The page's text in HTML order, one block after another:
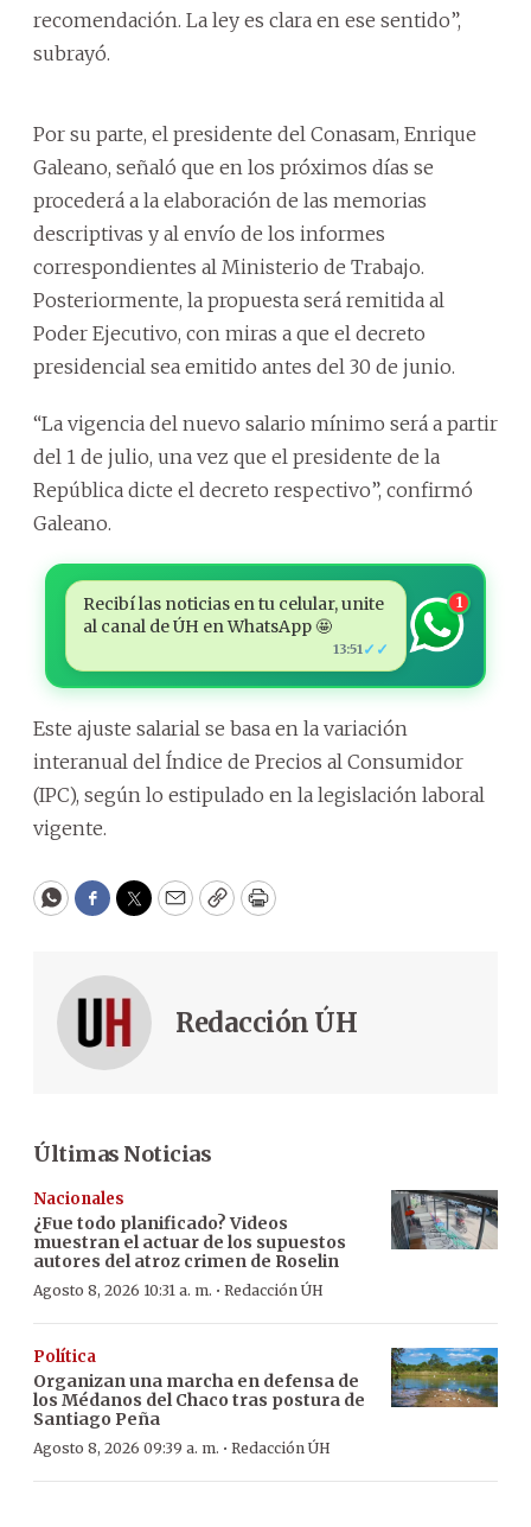
recomendación. La ley es clara en ese sentido”,
subrayó.
Por su parte, el presidente del Conasam, Enrique
Galeano, señaló que en los próximos días se
procederá a la elaboración de las memorias
descriptivas y al envío de los informes
correspondientes al Ministerio de Trabajo.
Posteriormente, la propuesta será remitida al
Poder Ejecutivo, con miras a que el decreto
presidencial sea emitido antes del 30 de junio.
“La vigencia del nuevo salario mínimo será a partir
del 1 de julio, una vez que el presidente de la
República dicte el decreto respectivo”, confirmó
Galeano.
Recibí las noticias en tu celular, unite
al canal de ÚH en WhatsApp 🤩
13:51 ✓✓
1
Este ajuste salarial se basa en la variación
interanual del Índice de Precios al Consumidor
(IPC), según lo estipulado en la legislación laboral
vigente.
WhatsApp
Facebook
Twitter
EmailCopyPrint
Redacción ÚH
Últimas Noticias
Nacionales
¿Fue todo planificado? Videos
muestran el actuar de los supuestos
autores del atroz crimen de Roselin
Agosto 8, 2026 10:31 a. m. · Redacción ÚH
Política
Organizan una marcha en defensa de
los Médanos del Chaco tras postura de
Santiago Peña
Agosto 8, 2026 09:39 a. m. · Redacción ÚH